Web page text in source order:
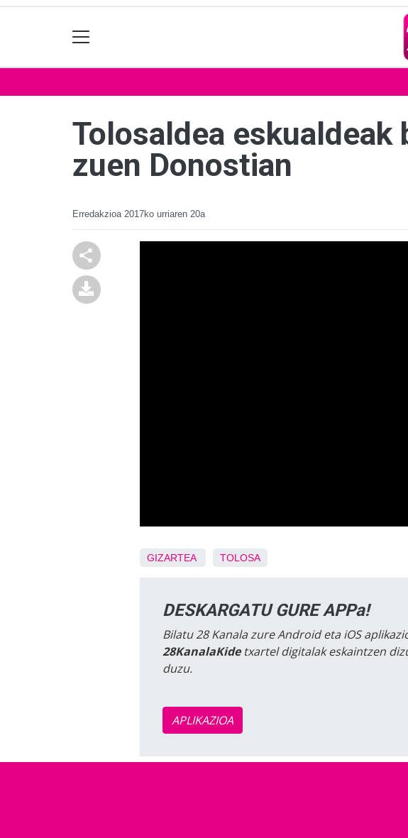
Tolosaldea
zuen Donostian
Erredakzioa 2017ko urriaren 20a
GIZARTEA TOLOSA
DESKARGATU GURE APPa!
Bilatu 28 Kanala zure Android eta iOS
28KanalaKidetxartel digitalak eskaintzen
duzu.
APLIKAZIOA